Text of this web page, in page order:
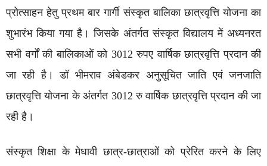
प्रोत्साहन हेतु प्रथम बार गार्गी संस्कृत बालिका छात्रवृत्ति योजना का
शुभारंभ किया गया है। जिसके अंतर्गत संस्कृत विद्यालय में अध्यनरत
सभी वर्गों की बालिकाओं को 3012 रुपए वार्षिक छात्रवृत्ति प्रदान की
जा रही है। डॉ भीमराव अंबेडकर अनुसूचित जाति एवं जनजाति
छात्रवृत्ति योजना के अंतर्गत 3012 रु वार्षिक छात्रवृत्ति प्रदान की जा
रही है।
संस्कृत शिक्षा के मेधावी छात्र-छात्राओं को प्रेरित करने के लिए